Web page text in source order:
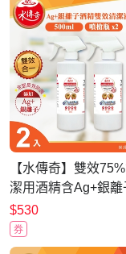
【水傳奇】雙效
潔用酒精含Ag+銀離
500ml(2入組)
$530
券